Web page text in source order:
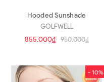
Hooded Sunshade
GOLFWELL
855.000₫ 950.000₫
- 10%